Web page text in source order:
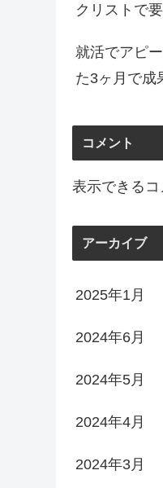
クリストで要
就活でアピ
た3ヶ月で成
コメント
表示できるコ
アーカイブ
2025年1月
2024年6月
2024年5月
2024年4月
2024年3月